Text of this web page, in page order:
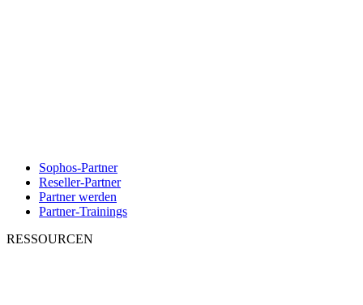
Sophos-Partner
Reseller-Partner
Partner werden
Partner-Trainings
RESSOURCEN